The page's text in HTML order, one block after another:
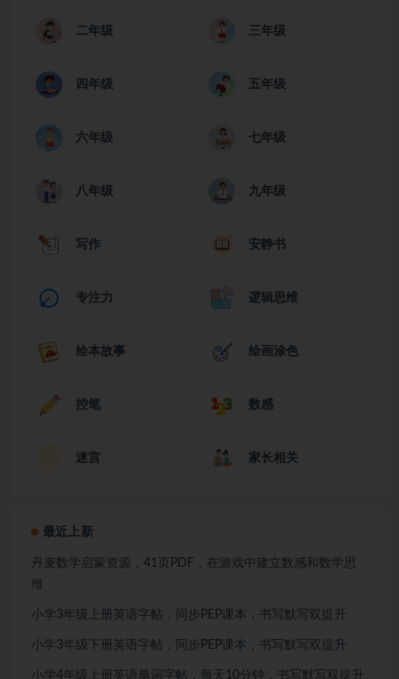
二年级 三年级
四年级 五年级
六年级 七年级
八年级 九年级
写作 安静书
专注力 逻辑思维
绘本故事 绘画涂色
控笔 数感
迷宫 家长相关
最近上新
丹麦数学启蒙资源，41页PDF，在游戏中建立数感和数学思
维
小学3年级上册英语字帖，同步PEP课本，书写默写双提升
小学3年级下册英语字帖，同步PEP课本，书写默写双提升
小学4年级上册英语单词字帖，每天10分钟，书写默写双提升